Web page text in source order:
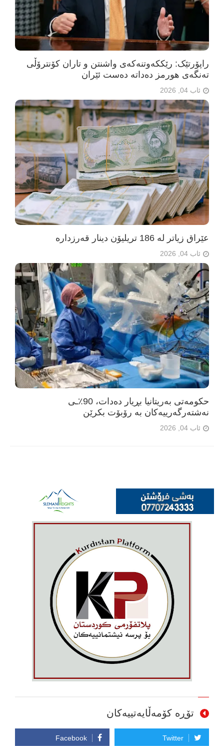
راپۆرتێک: رێککەوتنەکەی واشنتن و تاران کۆنترۆڵی
تەنگەی هورمز دەداتە دەست ئێران
ئاب 04, 2026
عێراق زیاتر لە 186 تریلیۆن دینار قەرزدارە
ئاب 04, 2026
حکومەتی بەریتانیا بڕیار دەدات، 90٪ـی
نەشتەرگەرییەکان بە رۆبۆت بکرێن
ئاب 04, 2026
تۆڕە کۆمەڵایەتییەکان